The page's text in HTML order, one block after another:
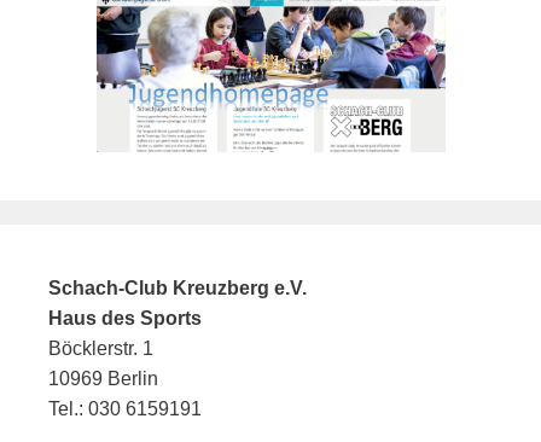
Schach-Club Kreuzberg e.V.
Haus des Sports
Böcklerstr. 1
10969 Berlin
Tel.: 030 6159191